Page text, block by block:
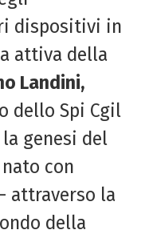
dispositivi in
attiva della
Landini,
dello Spi Cgil
genesi del
con
attraverso la
della